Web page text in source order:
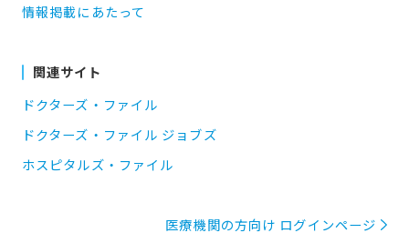
情報掲載にあたって
関連サイト
ドクターズ・ファイル
ドクターズ・ファイル ジョブズ
ホスピタルズ・ファイル
医療機関の方向け ログインページ